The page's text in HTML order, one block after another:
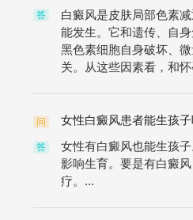
答
白癜风是皮肤局部色素
能发生。它和遗传、自
黑色素细胞自身破坏、
关。从这些因素看，和
问 女性白癜风患者能生孩
答
女性有白癜风也能生孩
影响生育。要是有白癜
疗。...